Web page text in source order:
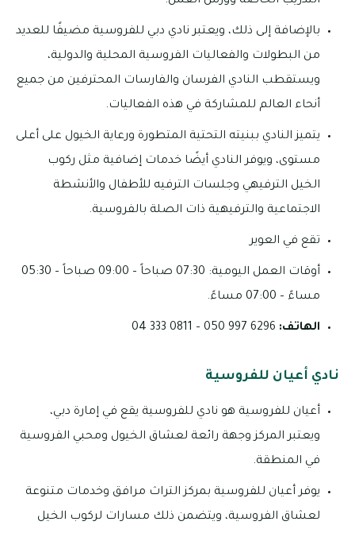
بالإضافة إلى ذلك، ويعتبر نادي دبي للفروسية مضيفًا للعديد
من البطولات والفعاليات الفروسية المحلية والدولية،
ويستقطب النادي الفرسان والفارسات المحترفين من جميع
أنحاء العالم للمشاركة في هذه الفعاليات.
يتميز النادي ببنيته التحتية المتطورة ورعاية الخيول على أعلى
مستوى، ويوفر النادي أيضًا خدمات إضافية مثل ركوب
الخيل الترفيهي وجلسات الترفيه للأطفال والأنشطة
الاجتماعية والترفيهية ذات الصلة بالفروسية.
تقع في العوير
أوقات العمل اليومية: 07:30 صباحاً – 09:00 صباحاً – 05:30
مساءً – 07:00 مساءً.
الهاتف:
نادي أعيان للفروسية
أعيان للفروسية هو نادي للفروسية يقع في إمارة دبي،
ويعتبر المركز وجهة رائعة لعشاق الخيول ومحبي الفروسية
في المنطقة.
يوفر أعيان للفروسية بمركز التراث مرافق وخدمات متنوعة
لعشاق الفروسية، ويتضمن ذلك مسارات لركوب الخيل